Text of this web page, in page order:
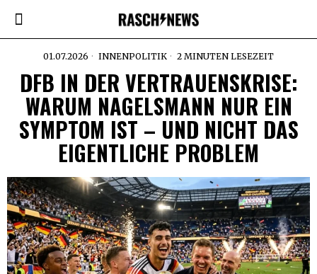
01.07.2026 INNENPOLITIK 2 MINUTEN LESEZEIT
DFB IN DER VERTRAUENSKRISE:
WARUM NAGELSMANN NUR EIN
SYMPTOM IST – UND NICHT DAS
EIGENTLICHE PROBLEM